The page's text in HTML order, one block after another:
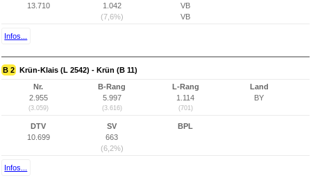
13.710
1.042
(7,6%)
VB
VB
Infos...
B 2 Krün-Klais (L 2542) - Krün (B 11)
Nr.
2.955
(3.059)
B-Rang
5.997
(3.616)
L-Rang
1.114
(701)
Land
BY
DTV
10.699
SV
663
(6,2%)
BPL
Infos...